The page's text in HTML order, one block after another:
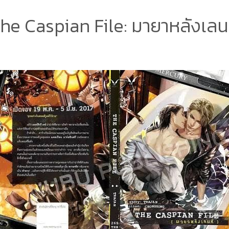
Caspian File: มายาหลังเล